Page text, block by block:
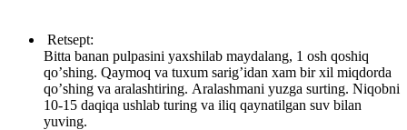
Retsept:
Bitta banan pulpasini yaxshilab maydalang, 1 osh qoshiq
qoʼshing. Qaymoq va tuxum sarigʼidan xam bir xil miqdorda
qoʼshing va aralashtiring. Аralashmani yuzga surting. Niqobni
10-15 daqiqa ushlab turing va iliq qaynatilgan suv bilan
yuving.